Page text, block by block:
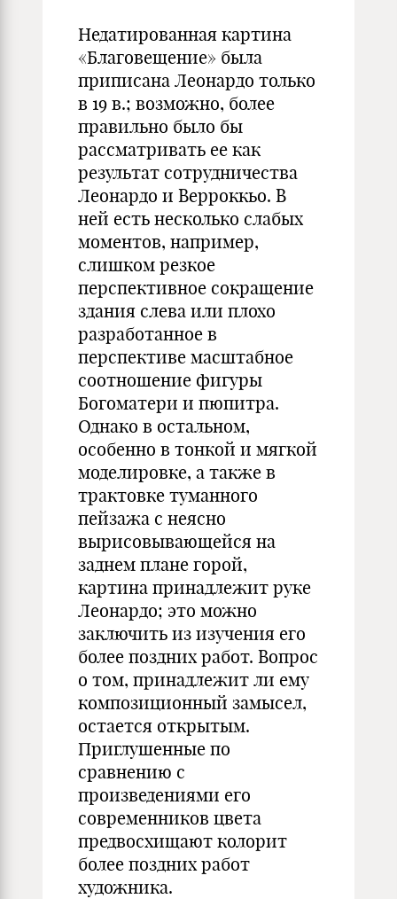
Недатированная картина
«Благовещение» была
приписана Леонардо только
в 19 в.; возможно, более
правильно было бы
рассматривать ее как
результат сотрудничества
Леонардо и Верроккьо. В
ней есть несколько слабых
моментов, например,
слишком резкое
перспективное сокращение
здания слева или плохо
разработанное в
перспективе масштабное
соотношение фигуры
Богоматери и пюпитра.
Однако в остальном,
особенно в тонкой и мягкой
моделировке, а также в
трактовке туманного
пейзажа с неясно
вырисовывающейся на
заднем плане горой,
картина принадлежит руке
Леонардо; это можно
заключить из изучения его
более поздних работ. Вопрос
о том, принадлежит ли ему
композиционный замысел,
остается открытым.
Приглушенные по
сравнению с
произведениями его
современников цвета
предвосхищают колорит
более поздних работ
художника.